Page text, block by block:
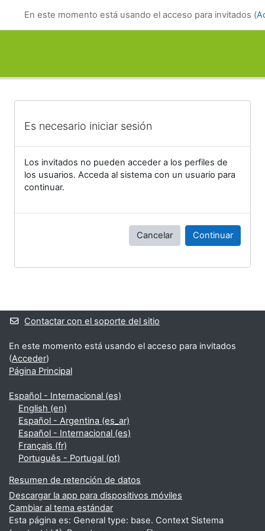
En este momento está usando el acceso para invitados (
Es necesario iniciar sesión
Los invitados no pueden acceder a los perfiles de
los usuarios. Acceda al sistema con un usuario para
continuar.
Cancelar Continuar
Bloques suplementarios
Contactar con el soporte del sitio
En este momento está usando el acceso para invitados
(Acceder)
Página Principal
Español - Internacional ‎(es)‎
English ‎(en)‎
Español - Argentina ‎(es_ar)‎
Español - Internacional ‎(es)‎
Français ‎(fr)‎
Português - Portugal ‎(pt)‎
Resumen de retención de datos
Descargar la app para dispositivos móviles
Cambiar al tema estándar
Esta página es: General type: base. Context Sistema